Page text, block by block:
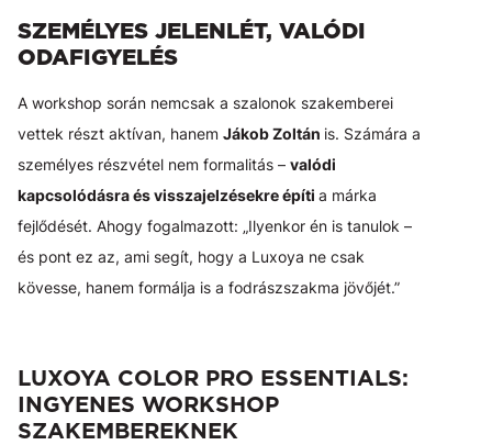
SZEMÉLYES JELENLÉT, VALÓDI
ODAFIGYELÉS
A workshop során nemcsak a szalonok szakemberei
vettek részt aktívan, hanem Jákob Zoltán is. Számára a
személyes részvétel nem formalitás – valódi
kapcsolódásra és visszajelzésekre építi a márka
fejlődését. Ahogy fogalmazott: „Ilyenkor én is tanulok –
és pont ez az, ami segít, hogy a Luxoya ne csak
kövesse, hanem formálja is a fodrászszakma jövőjét.”
LUXOYA COLOR PRO ESSENTIALS:
INGYENES WORKSHOP
SZAKEMBEREKNEK